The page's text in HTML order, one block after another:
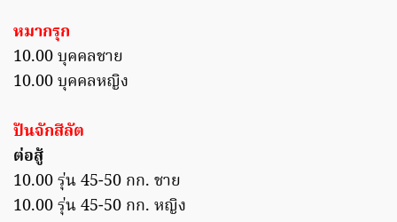
หมากรุก
10.00 บุคคลชาย
10.00 บุคคลหญิง
ปันจักสีลัต
ต่อสู้
10.00 รุ่น 45-50 กก. ชาย
10.00 รุ่น 45-50 กก. หญิง